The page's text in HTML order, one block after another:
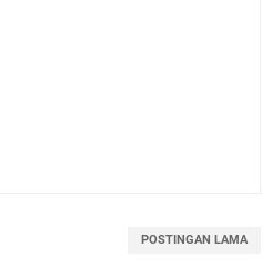
POSTINGAN LAMA